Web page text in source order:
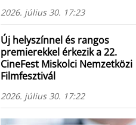
2026. július 30. 17:23
Új helyszínnel és rangos
premierekkel érkezik a 22.
CineFest Miskolci Nemzetközi
Filmfesztivál
2026. július 30. 17:22